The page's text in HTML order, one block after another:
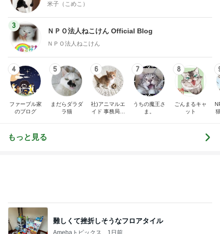
米子（こめこ）
3
ＮＰＯ法人ねこけん Official Blog
ＮＰＯ法人ねこけん
4
ファーブル家
のブログ
5
まだらダラダ
ラ猫
6
社)アニマルエ
イド 事務局＆
7
うちの魔王さ
ま。
8
ごんまるキャ
ット
もっと見る
難しくて挫折しそうなフロアタイル